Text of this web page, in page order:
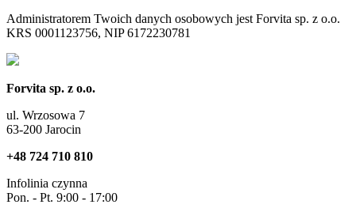
Administratorem Twoich danych osobowych jest Forvita sp. z o.o.
KRS 0001123756, NIP 6172230781
Forvita sp. z o.o.
ul. Wrzosowa 7
63-200 Jarocin
+48 724 710 810
Infolinia czynna
Pon. - Pt. 9:00 - 17:00